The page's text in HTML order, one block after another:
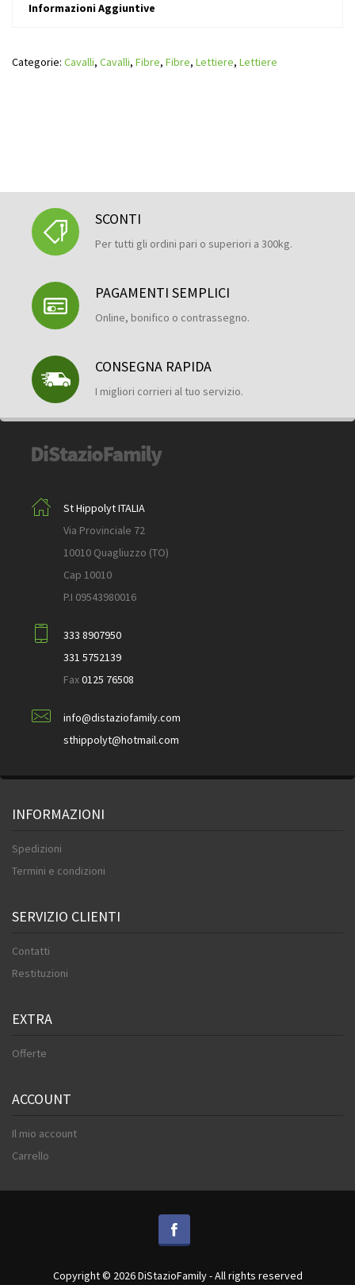
Informazioni Aggiuntive
Categorie: Cavalli, Cavalli, Fibre, Fibre, Lettiere, Lettiere
SCONTI
Per tutti gli ordini pari o superiori a 300kg.
PAGAMENTI SEMPLICI
Online, bonifico o contrassegno.
CONSEGNA RAPIDA
I migliori corrieri al tuo servizio.
St Hippolyt ITALIA
Via Provinciale 72
10010 Quagliuzzo (TO)
Cap 10010
P.I 09543980016
333 8907950
331 5752139
Fax0125 76508
info@distaziofamily.com
sthippolyt@hotmail.com
INFORMAZIONI
Spedizioni
Termini e condizioni
SERVIZIO CLIENTI
Contatti
Restituzioni
EXTRA
Offerte
ACCOUNT
Il mio account
Carrello
Copyright © 2026 DiStazioFamily - All rights reserved